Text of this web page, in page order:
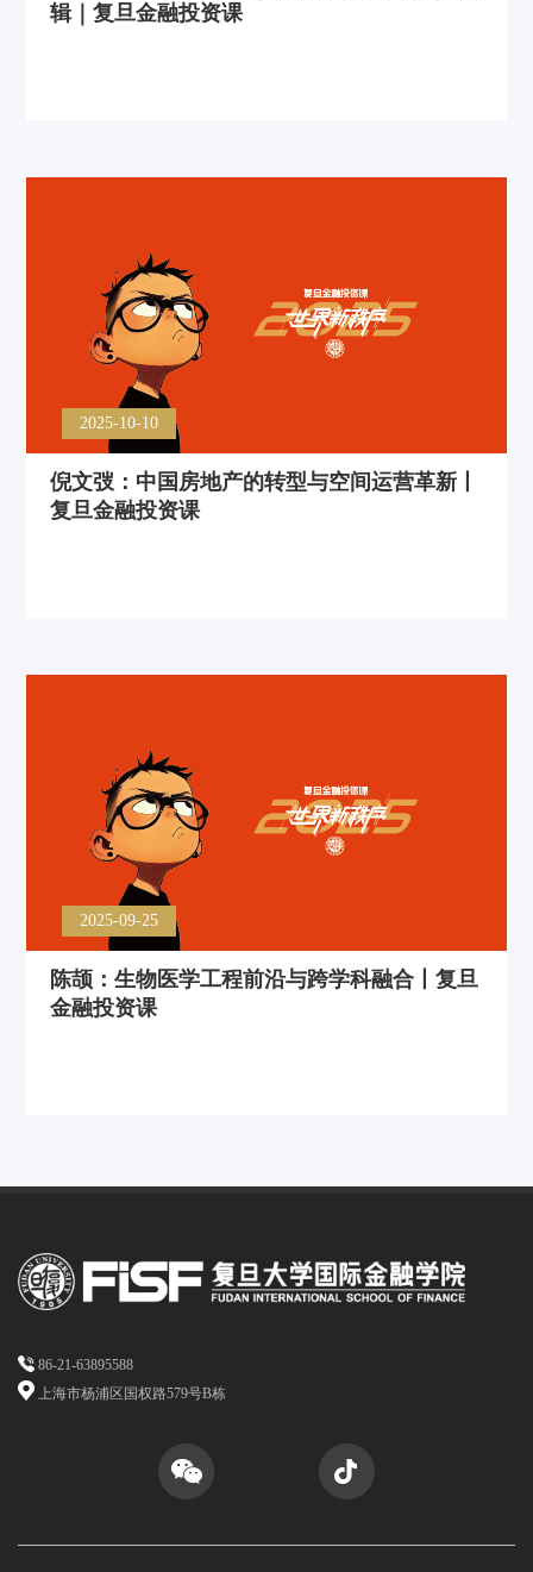
辑｜复旦金融投资课
2025-10-10
倪文弢：中国房地产的转型与空间运营革新丨
复旦金融投资课
2025-09-25
陈颉：生物医学工程前沿与跨学科融合丨复旦
金融投资课
86-21-63895588
上海市杨浦区国权路579号B栋